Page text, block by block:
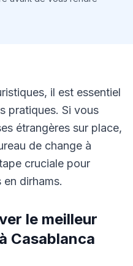
il est essentiel
pratiques. Si vous
étrangères sur place,
de change à
cruciale pour
dirhams.
le meilleur
Casablanca